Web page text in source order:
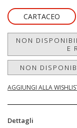
CARTACEO
NON
E
NON
AGGIUNGI ALLA
Dettagli